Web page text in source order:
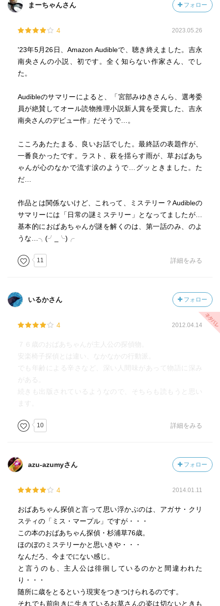
まーちゃんさん フォロー
4 2023.05.26
'23年5月26日、Amazon Audibleで、聴き終えました。吉永
南央さんの小説、初です。全く知らない作家さん、でし
た。
Audibleのサマリーによると、「宮部みゆきさんら、選考委
員が絶賛してオール読物推理小説新人賞を受賞した、吉永
南央さんのデビュー作」だそうで…。
こころあたたまる、良いお話でした。最終話の表題作が、
一番良かったです。ラスト、萩を揺らす雨が、草おばあち
ゃんが心のなかで流す涙のようで…グッときました。た
だ…
作品とは関係ないけど、これって、ミステリー？Audibleの
サマリーには「日常の謎ミステリー」となってましたが…
基本的におばあちゃんが謎を解くのは、第一話のみ、のよ
うな…╮⁠(⁠╯⁠_⁠╰⁠)⁠╭
11 詳細をみる
いるかさん フォロー
4 2012.04.14
７６歳のおばあちゃんが主人公の探偵物。
安楽椅子探偵とは違い、なかなかの行動派。
でも年齢による辛さなど、深い人間味があって物語に深み
がある。
続きも出版されているようなので、そちらも読もうと思い
ます。
10 詳細をみる
azu-azumyさん フォロー
4 2014.01.11
おばあちゃん探偵と言って思い浮かぶのは、アガサ・クリ
スティの「ミス・マープル」ですが・・・
この本のおばあちゃん探偵・杉浦草76歳。
ほのぼのミステリーかと思いきや・・・
なんだろ、今までにない感じ。
と言うのも、主人公は徘徊しているのかと間違われた
り・・・
随所に歳をとるという現実をつきつけられるのです。
それでも前向きに生きているお草さんの姿は切ないときも